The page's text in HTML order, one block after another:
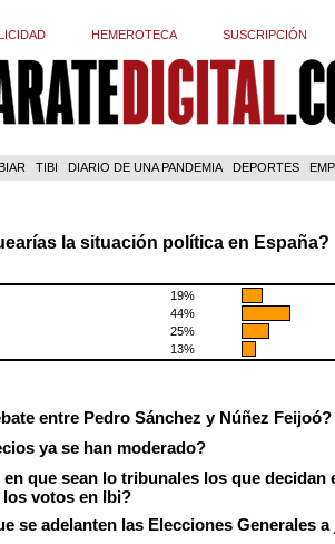
HEMEROTECA SUSCRIPCIÓN
BIAR TIBI DIARIO DE UNA PANDEMIA DEPORTES
la situación política en España?
19%
44%
25%
13%
entre Pedro Sánchez y Núñez Feijoó?
ya se han moderado?
que sean lo tribunales los que decidan
votos en Ibi?
se adelanten las Elecciones Generales